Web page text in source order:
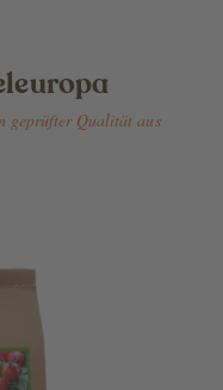
geprüfter Qualität aus